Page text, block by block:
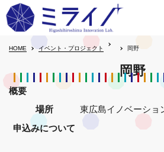
HOME イベント・プロジェクト 岡野
岡野
概要
場所
東広島イノベーシ
申込みについて